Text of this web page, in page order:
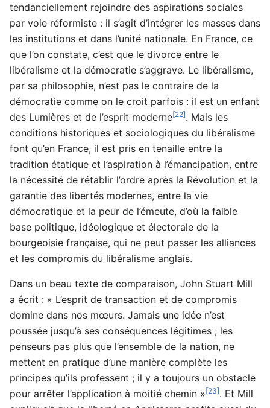
tendanciellement rejoindre des aspirations sociales
par voie réformiste : il s’agit d’intégrer les masses dans
les institutions et dans l’unité nationale. En France, ce
que l’on constate, c’est que le divorce entre le
libéralisme et la démocratie s’aggrave. Le libéralisme,
par sa philosophie, n’est pas le contraire de la
démocratie comme on le croit parfois : il est un enfant
des Lumières et de l’esprit moderne[22]. Mais les
conditions historiques et sociologiques du libéralisme
font qu’en France, il est pris en tenaille entre la
tradition étatique et l’aspiration à l’émancipation, entre
la nécessité de rétablir l’ordre après la Révolution et la
garantie des libertés modernes, entre la vie
démocratique et la peur de l’émeute, d’où la faible
base politique, idéologique et électorale de la
bourgeoisie française, qui ne peut passer les alliances
et les compromis du libéralisme anglais.
Dans un beau texte de comparaison, John Stuart Mill
a écrit : « L’esprit de transaction et de compromis
domine dans nos mœurs. Jamais une idée n’est
poussée jusqu’à ses conséquences légitimes ; les
penseurs pas plus que l’ensemble de la nation, ne
mettent en pratique d’une manière complète les
principes qu’ils professent ; il y a toujours un obstacle
pour arrêter l’application à moitié chemin »[23]. Et Mill